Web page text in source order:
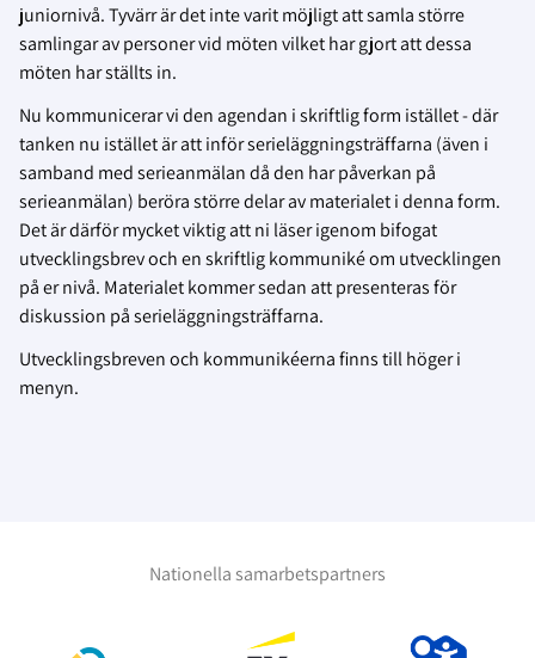
juniornivå. Tyvärr är det inte varit möjligt att samla större
samlingar av personer vid möten vilket har gjort att dessa
möten har ställts in.
Nu kommunicerar vi den agendan i skriftlig form istället - där
tanken nu istället är att inför serieläggningsträffarna (även i
samband med serieanmälan då den har påverkan på
serieanmälan) beröra större delar av materialet i denna form.
Det är därför mycket viktig att ni läser igenom bifogat
utvecklingsbrev och en skriftlig kommuniké om utvecklingen
på er nivå. Materialet kommer sedan att presenteras för
diskussion på serieläggningsträffarna.
Utvecklingsbreven och kommunikéerna finns till höger i
menyn.
Nationella samarbetspartners